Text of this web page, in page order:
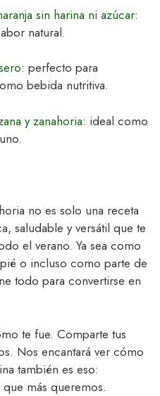
sin harina ni azúcar:
natural.
: perfecto para
bebida nutritiva.
y zanahoria: ideal como
no es solo una receta
saludable y versátil que te
el verano. Ya sea como
o incluso como parte de
todo para convertirse en
te fue. Comparte tus
Nos encantará ver cómo
también es eso:
más queremos.